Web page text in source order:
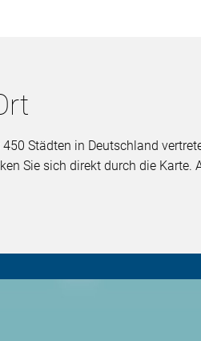
Städten in Deutschland
Sie sich direkt durch die